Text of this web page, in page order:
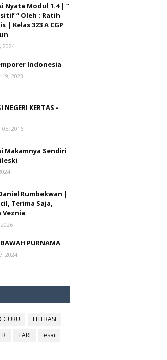
Nyata Modul 1.4 | “
“ Oleh : Ratih
| Kelas 323 A CGP
2024
Indonesia
2023
NEGERI KERTAS -
2016
Makamnya Sendiri
Rumbekwan |
Terima Saja,
Veznia
PURNAMA
2024
GURU
LITERASI
TARI
esai